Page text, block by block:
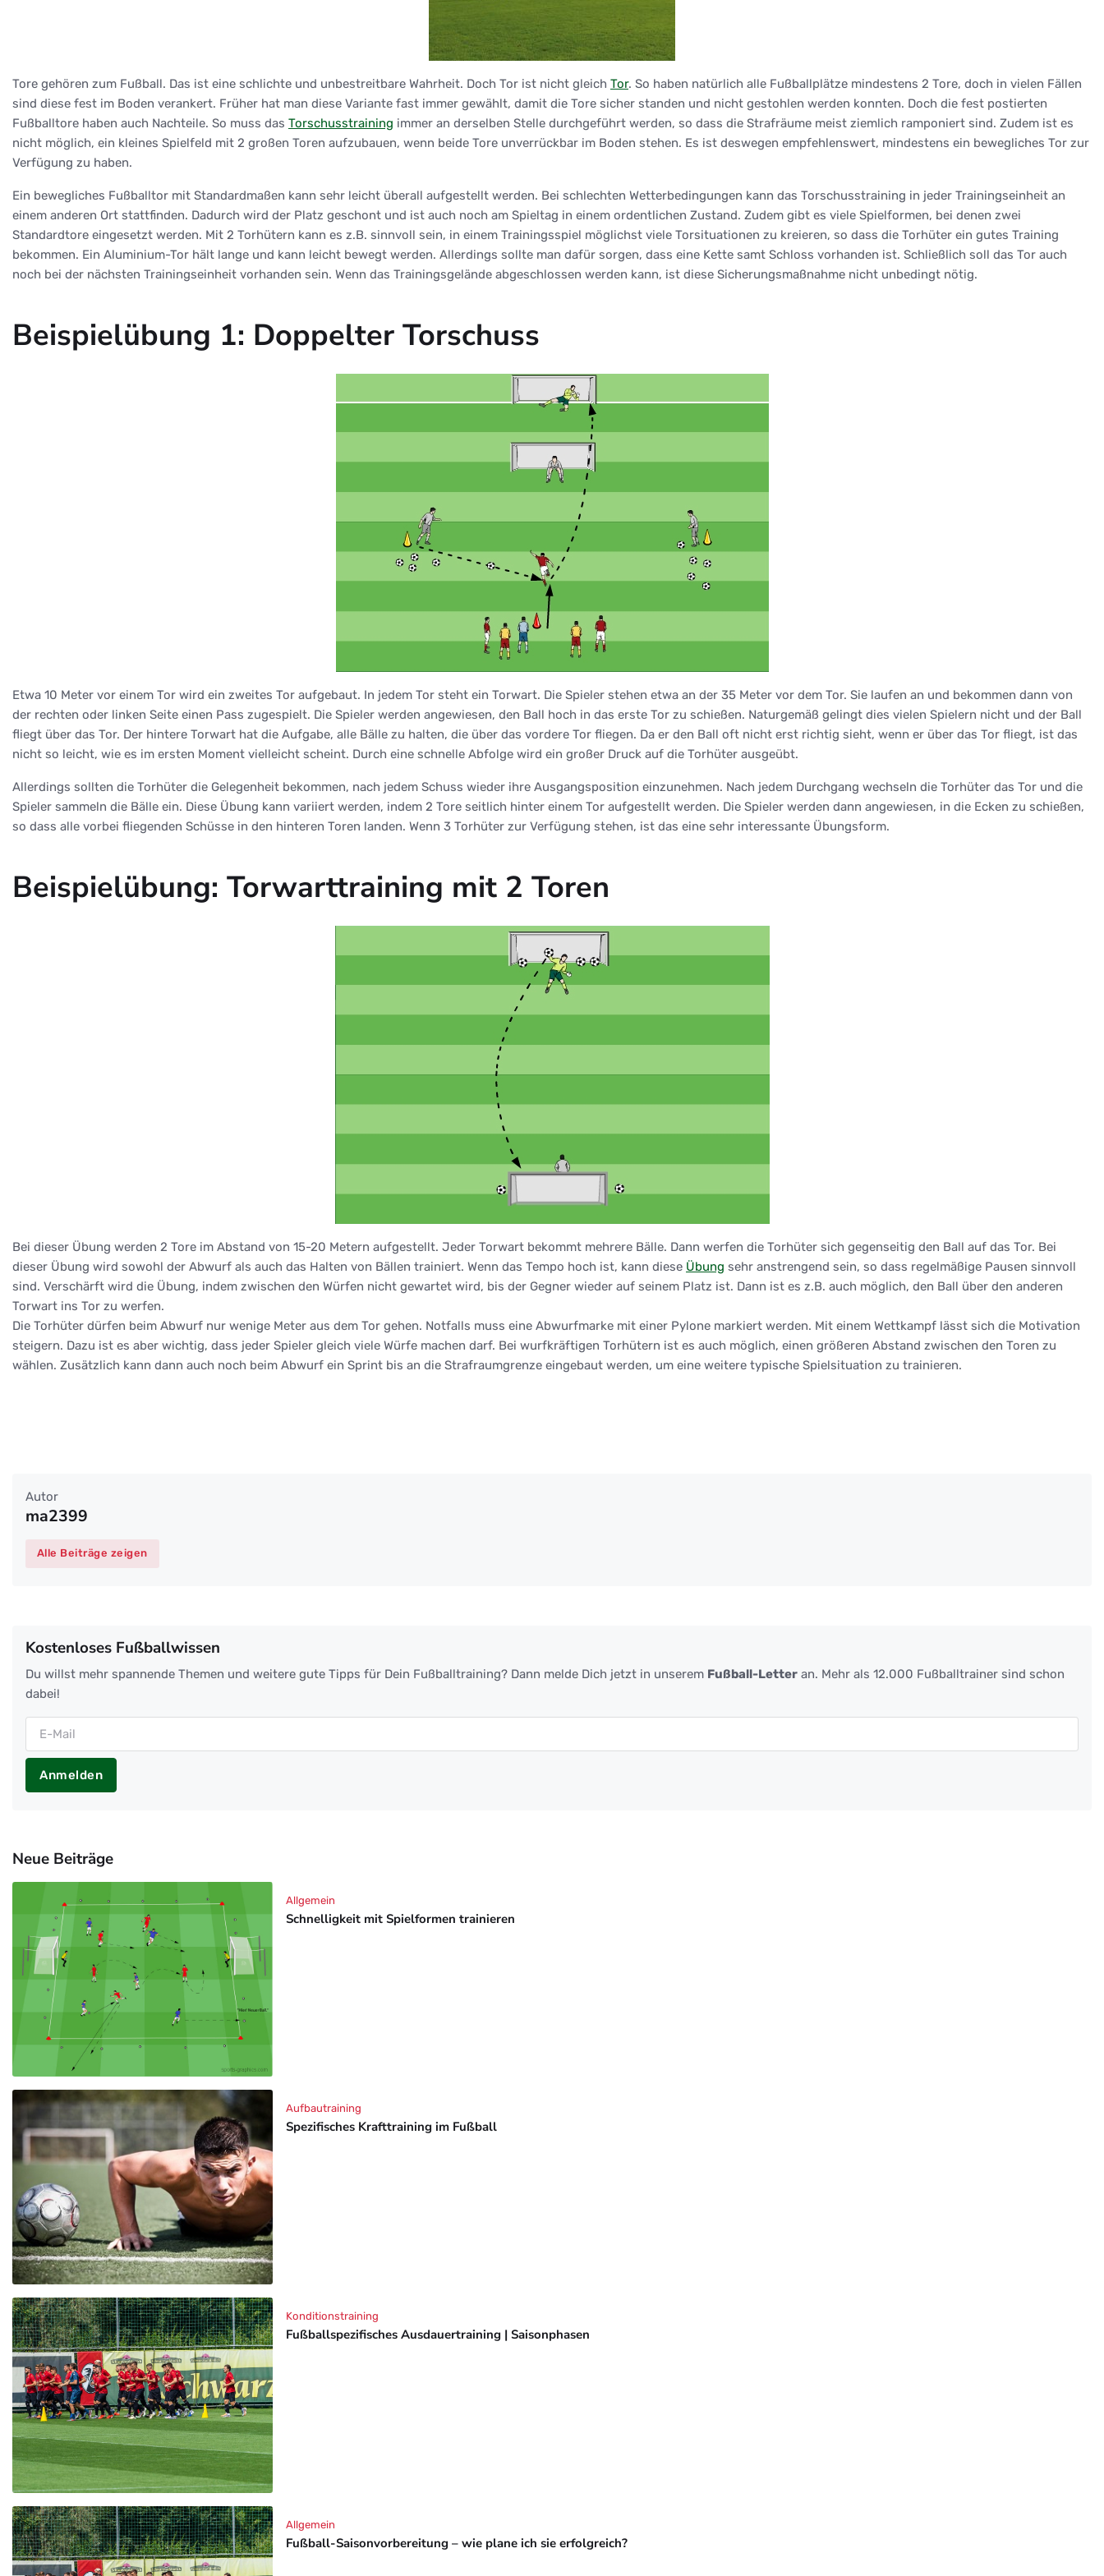
Tore gehören zum Fußball. Das ist eine schlichte und unbestreitbare Wahrheit. Doch Tor ist nicht gleich Tor. So haben natürlich alle Fußballplätze mindestens 2 Tore, doch in vielen Fällen
sind diese fest im Boden verankert. Früher hat man diese Variante fast immer gewählt, damit die Tore sicher standen und nicht gestohlen werden konnten. Doch die fest postierten
Fußballtore haben auch Nachteile. So muss das Torschusstraining immer an derselben Stelle durchgeführt werden, so dass die Strafräume meist ziemlich ramponiert sind. Zudem ist es
nicht möglich, ein kleines Spielfeld mit 2 großen Toren aufzubauen, wenn beide Tore unverrückbar im Boden stehen. Es ist deswegen empfehlenswert, mindestens ein bewegliches Tor zur
Verfügung zu haben.
Ein bewegliches Fußballtor mit Standardmaßen kann sehr leicht überall aufgestellt werden. Bei schlechten Wetterbedingungen kann das Torschusstraining in jeder Trainingseinheit an
einem anderen Ort stattfinden. Dadurch wird der Platz geschont und ist auch noch am Spieltag in einem ordentlichen Zustand. Zudem gibt es viele Spielformen, bei denen zwei
Standardtore eingesetzt werden. Mit 2 Torhütern kann es z.B. sinnvoll sein, in einem Trainingsspiel möglichst viele Torsituationen zu kreieren, so dass die Torhüter ein gutes Training
bekommen. Ein Aluminium-Tor hält lange und kann leicht bewegt werden. Allerdings sollte man dafür sorgen, dass eine Kette samt Schloss vorhanden ist. Schließlich soll das Tor auch
noch bei der nächsten Trainingseinheit vorhanden sein. Wenn das Trainingsgelände abgeschlossen werden kann, ist diese Sicherungsmaßnahme nicht unbedingt nötig.
Beispielübung 1: Doppelter Torschuss
Etwa 10 Meter vor einem Tor wird ein zweites Tor aufgebaut. In jedem Tor steht ein Torwart. Die Spieler stehen etwa an der 35 Meter vor dem Tor. Sie laufen an und bekommen dann von
der rechten oder linken Seite einen Pass zugespielt. Die Spieler werden angewiesen, den Ball hoch in das erste Tor zu schießen. Naturgemäß gelingt dies vielen Spielern nicht und der Ball
fliegt über das Tor. Der hintere Torwart hat die Aufgabe, alle Bälle zu halten, die über das vordere Tor fliegen. Da er den Ball oft nicht erst richtig sieht, wenn er über das Tor fliegt, ist das
nicht so leicht, wie es im ersten Moment vielleicht scheint. Durch eine schnelle Abfolge wird ein großer Druck auf die Torhüter ausgeübt.
Allerdings sollten die Torhüter die Gelegenheit bekommen, nach jedem Schuss wieder ihre Ausgangsposition einzunehmen. Nach jedem Durchgang wechseln die Torhüter das Tor und die
Spieler sammeln die Bälle ein. Diese Übung kann variiert werden, indem 2 Tore seitlich hinter einem Tor aufgestellt werden. Die Spieler werden dann angewiesen, in die Ecken zu schießen,
so dass alle vorbei fliegenden Schüsse in den hinteren Toren landen. Wenn 3 Torhüter zur Verfügung stehen, ist das eine sehr interessante Übungsform.
Beispielübung: Torwarttraining mit 2 Toren
Bei dieser Übung werden 2 Tore im Abstand von 15-20 Metern aufgestellt. Jeder Torwart bekommt mehrere Bälle. Dann werfen die Torhüter sich gegenseitig den Ball auf das Tor. Bei
dieser Übung wird sowohl der Abwurf als auch das Halten von Bällen trainiert. Wenn das Tempo hoch ist, kann diese Übung sehr anstrengend sein, so dass regelmäßige Pausen sinnvoll
sind. Verschärft wird die Übung, indem zwischen den Würfen nicht gewartet wird, bis der Gegner wieder auf seinem Platz ist. Dann ist es z.B. auch möglich, den Ball über den anderen
Torwart ins Tor zu werfen.
Die Torhüter dürfen beim Abwurf nur wenige Meter aus dem Tor gehen. Notfalls muss eine Abwurfmarke mit einer Pylone markiert werden. Mit einem Wettkampf lässt sich die Motivation
steigern. Dazu ist es aber wichtig, dass jeder Spieler gleich viele Würfe machen darf. Bei wurfkräftigen Torhütern ist es auch möglich, einen größeren Abstand zwischen den Toren zu
wählen. Zusätzlich kann dann auch noch beim Abwurf ein Sprint bis an die Strafraumgrenze eingebaut werden, um eine weitere typische Spielsituation zu trainieren.
Autor
ma2399
Alle Beiträge zeigen
Kostenloses Fußballwissen
Du willst mehr spannende Themen und weitere gute Tipps für Dein Fußballtraining? Dann melde Dich jetzt in unserem Fußball-Letter an. Mehr als 12.000 Fußballtrainer sind schon
dabei!
Anmelden
Neue Beiträge
Schnelligkeit mit Spielformen trainieren
Allgemein
Spezifisches Krafttraining im Fußball
Aufbautraining
Fußballspezifisches Ausdauertraining | Saisonphasen
Konditionstraining
Fußball-Saisonvorbereitung – wie plane ich sie erfolgreich?
Allgemein